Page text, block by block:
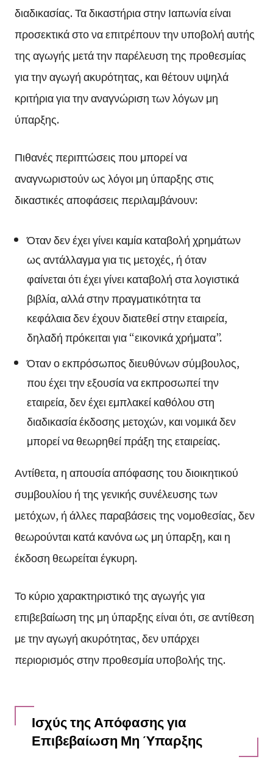
διαδικασίας. Τα δικαστήρια στην Ιαπωνία είναι
προσεκτικά στο να επιτρέπουν την υποβολή αυτής
της αγωγής μετά την παρέλευση της προθεσμίας
για την αγωγή ακυρότητας, και θέτουν υψηλά
κριτήρια για την αναγνώριση των λόγων μη
ύπαρξης.
Πιθανές περιπτώσεις που μπορεί να
αναγνωριστούν ως λόγοι μη ύπαρξης στις
δικαστικές αποφάσεις περιλαμβάνουν:
Όταν δεν έχει γίνει καμία καταβολή χρημάτων
ως αντάλλαγμα για τις μετοχές, ή όταν
φαίνεται ότι έχει γίνει καταβολή στα λογιστικά
βιβλία, αλλά στην πραγματικότητα τα
κεφάλαια δεν έχουν διατεθεί στην εταιρεία,
δηλαδή πρόκειται για “εικονικά χρήματα”.
Όταν ο εκπρόσωπος διευθύνων σύμβουλος,
που έχει την εξουσία να εκπροσωπεί την
εταιρεία, δεν έχει εμπλακεί καθόλου στη
διαδικασία έκδοσης μετοχών, και νομικά δεν
μπορεί να θεωρηθεί πράξη της εταιρείας.
Αντίθετα, η απουσία απόφασης του διοικητικού
συμβουλίου ή της γενικής συνέλευσης των
μετόχων, ή άλλες παραβάσεις της νομοθεσίας, δεν
θεωρούνται κατά κανόνα ως μη ύπαρξη, και η
έκδοση θεωρείται έγκυρη.
Το κύριο χαρακτηριστικό της αγωγής για
επιβεβαίωση της μη ύπαρξης είναι ότι, σε αντίθεση
με την αγωγή ακυρότητας, δεν υπάρχει
περιορισμός στην προθεσμία υποβολής της.
Ισχύς της Απόφασης για
Επιβεβαίωση Μη Ύπαρξης